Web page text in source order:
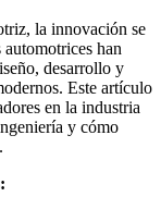
la innovación se
han
desarrollo y
Este artículo
en la industria
y cómo